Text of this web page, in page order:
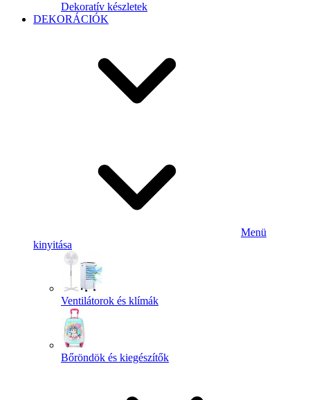
Dekoratív készletek
DEKORÁCIÓK
Menü
kinyitása
Ventilátorok és klímák
Bőröndök és kiegészítők